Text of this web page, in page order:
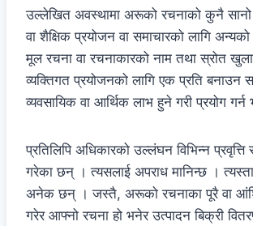
उल्लेखित अवस्थामा अरूको रचनाको कुनै सानो
वा शैक्षिक प्रयोजन वा समाचारको लागि अन्यको
मूल रचना वा रचनाकारको नाम तथा स्रोत
व्यक्तिगत प्रयोजनको लागि एक प्रति बनाउन
व्यवसायिक वा आर्थिक लाभ हुने गरी प्रयोग
प्रतिलिपि अधिकारको उल्लंघन विभिन्न
गरेका छन् । त्यसलाई अपराध मानिन्छ ।
अनेक छन् । जस्तै, अरूको रचनाका पूरै वा
गरेर आफ्नो रचना हो भनेर उत्पादन बिक्री